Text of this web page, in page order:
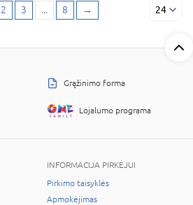
2 3 ... 8 → 24
Grąžinimo forma
Lojalumo programa
INFORMACIJA PIRKĖJUI
Pirkimo taisyklės
Apmokėjimas